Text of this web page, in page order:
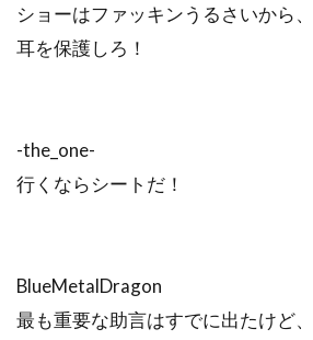
ショーはファッキンうるさいから
耳を保護しろ！
-the_one-
行くならシートだ！
BlueMetalDragon
最も重要な助言はすでに出たけど